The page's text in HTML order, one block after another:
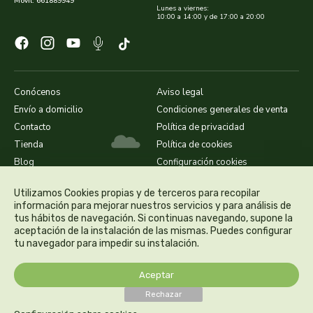
Utilizamos Cookies propias y de terceros para recopilar
información para mejorar nuestros servicios y para análisis de
tus hábitos de navegación. Si continuas navegando, supone la
aceptación de la instalación de las mismas. Puedes configurar
tu navegador para impedir su instalación.
Aceptar
Rechazar
Conócenos
Envío a domicilio
Contacto
Tienda
Blog
Aviso legal
Condiciones generales de venta
Política de privacidad
Política de cookies
Configuración cookies
Lunes a viernes:
10:00 a 14:00 y de 17:00 a 20:00
biomix
biotta
cal valls
calmmabis
camaleon